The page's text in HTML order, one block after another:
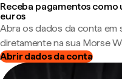
Receba pagamentos como
euros
Abra os dados da conta em
diretamente na sua Morse
Abrir dados da conta